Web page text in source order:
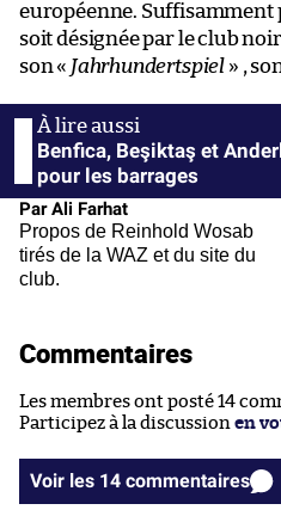
européenne.
soit désignée par le club
son « Jahrhundertspiel » ,
Benfica, Beşiktaş et
pour les barrages
Par Ali Farhat
Propos de Reinhold Wosab
tirés de la WAZ et du site du
club.
Commentaires
Les membres ont posté 14
Participez à la discussion en
Voir les 14 commentaires